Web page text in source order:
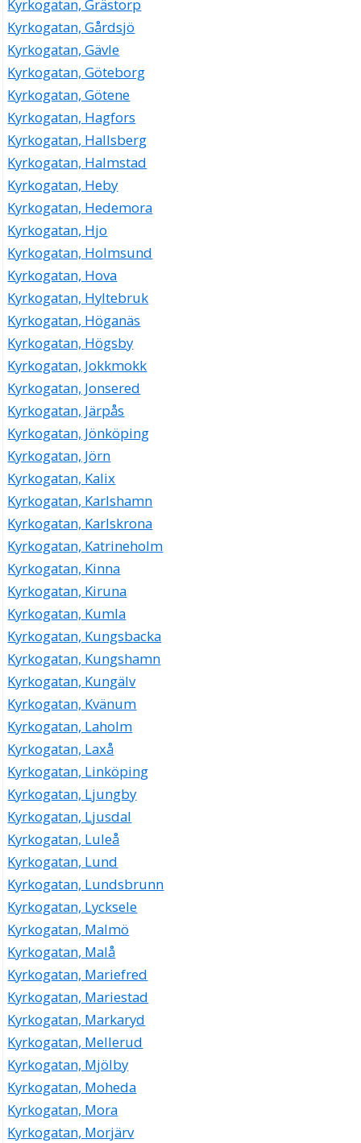
Kyrkogatan, Grästorp
Kyrkogatan, Gårdsjö
Kyrkogatan, Gävle
Kyrkogatan, Göteborg
Kyrkogatan, Götene
Kyrkogatan, Hagfors
Kyrkogatan, Hallsberg
Kyrkogatan, Halmstad
Kyrkogatan, Heby
Kyrkogatan, Hedemora
Kyrkogatan, Hjo
Kyrkogatan, Holmsund
Kyrkogatan, Hova
Kyrkogatan, Hyltebruk
Kyrkogatan, Höganäs
Kyrkogatan, Högsby
Kyrkogatan, Jokkmokk
Kyrkogatan, Jonsered
Kyrkogatan, Järpås
Kyrkogatan, Jönköping
Kyrkogatan, Jörn
Kyrkogatan, Kalix
Kyrkogatan, Karlshamn
Kyrkogatan, Karlskrona
Kyrkogatan, Katrineholm
Kyrkogatan, Kinna
Kyrkogatan, Kiruna
Kyrkogatan, Kumla
Kyrkogatan, Kungsbacka
Kyrkogatan, Kungshamn
Kyrkogatan, Kungälv
Kyrkogatan, Kvänum
Kyrkogatan, Laholm
Kyrkogatan, Laxå
Kyrkogatan, Linköping
Kyrkogatan, Ljungby
Kyrkogatan, Ljusdal
Kyrkogatan, Luleå
Kyrkogatan, Lund
Kyrkogatan, Lundsbrunn
Kyrkogatan, Lycksele
Kyrkogatan, Malmö
Kyrkogatan, Malå
Kyrkogatan, Mariefred
Kyrkogatan, Mariestad
Kyrkogatan, Markaryd
Kyrkogatan, Mellerud
Kyrkogatan, Mjölby
Kyrkogatan, Moheda
Kyrkogatan, Mora
Kyrkogatan, Morjärv